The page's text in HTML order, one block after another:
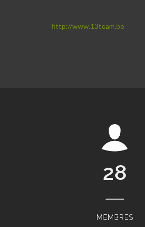
http://www.13team.be
28
MEMBRES